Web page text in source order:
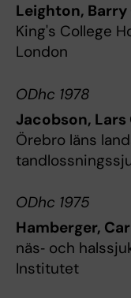
Leighton, Barry
King's College
London
ODhc 1978
Jacobson, Lars
Örebro läns
ODhc 1975
Hamberger,
näs‐ och
Institutet